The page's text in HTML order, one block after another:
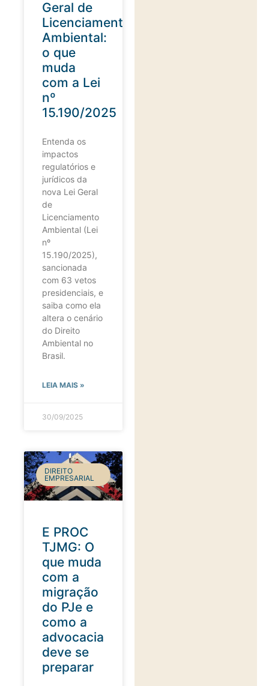
Geral de
Licenciamento
Ambiental:
o que
muda
com a Lei
nº
15.190/2025
Entenda os
impactos
regulatórios e
jurídicos da
nova Lei Geral
de
Licenciamento
Ambiental (Lei
nº
15.190/2025),
sancionada
com 63 vetos
presidenciais, e
saiba como ela
altera o cenário
do Direito
Ambiental no
Brasil.
LEIA MAIS »
30/09/2025
DIREITO
EMPRESARIAL
E PROC
TJMG: O
que muda
com a
migração
do PJe e
como a
advocacia
deve se
preparar